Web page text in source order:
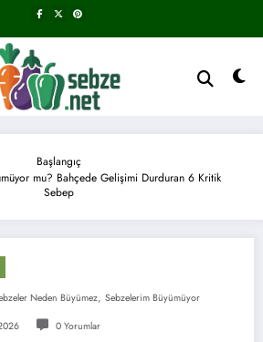
Başlangıç
mu? Bahçede Gelişimi Durduran 6 Kritik
Sebep
Neden Büyümez, Sebzelerim Büyümüyor
0 Yorumlar